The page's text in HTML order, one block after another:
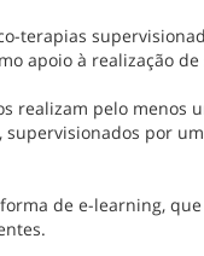
terapias
apoio à realização
realizam pelo
por
de e-learning,